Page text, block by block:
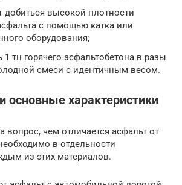
добиться высокой плотности
с помощью катка или
оборудования;
1 тн горячего асфальтобетона в разы
смеси с идентичным весом.
основные характеристики
вопрос, чем отличается асфальт от
в отдельности
из этих материалов.